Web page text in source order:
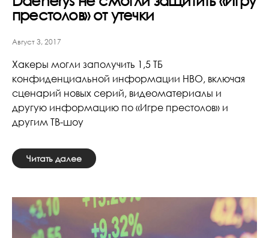
престолов» от утечки
Август 3, 2017
Хакеры могли заполучить 1,5 ТБ
конфиденциальной информации HBO, включая
сценарий новых серий, видеоматериалы и
другую информацию по «Игре престолов» и
другим ТВ-шоу
Читать далее